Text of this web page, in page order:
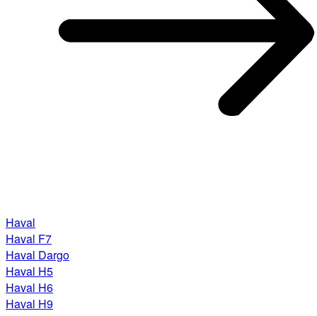
Haval
Haval F7
Haval Dargo
Haval H5
Haval H6
Haval H9